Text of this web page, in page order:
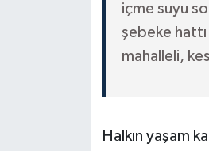
içme suyu
şebeke hattı
mahalleli,
Halkın yaşam